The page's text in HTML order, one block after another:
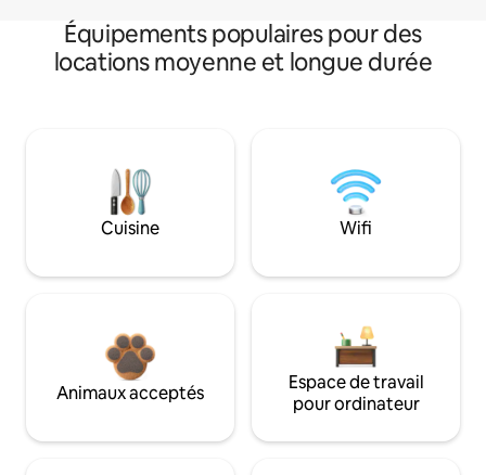
Équipements populaires pour des
locations moyenne et longue durée
Cuisine Wifi
Animaux acceptés
Espace de travail
pour ordinateur